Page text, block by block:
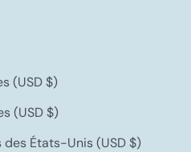
(USD $)
(USD $)
États-Unis (USD $)